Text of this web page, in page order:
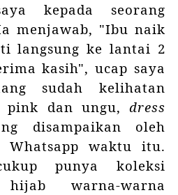
kepada seorang
menjawab, "Ibu naik
langsung ke lantai 2
kasih", ucap saya
sudah kelihatan
pink dan ungu,dress
disampaikan oleh
waktu itu.
punya koleksi
warna-warna